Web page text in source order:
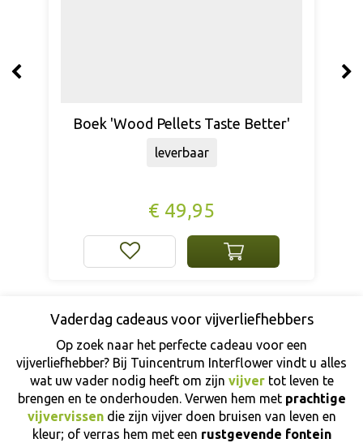
Ofyr Gietijzeren Braadpannen Set
€ 145,00
leverbaar
Vaderdag cadeaus voor vijverliefhebbers
Op zoek naar het perfecte cadeau voor een
vijverliefhebber? Bij Tuincentrum Interflower vindt u alles
wat uw vader nodig heeft om zijn vijvertot leven te
brengen en te onderhouden. Verwen hem met prachtige
vijvervissendie zijn vijver doen bruisen van leven en
kleur; of verras hem met een rustgevende fontein